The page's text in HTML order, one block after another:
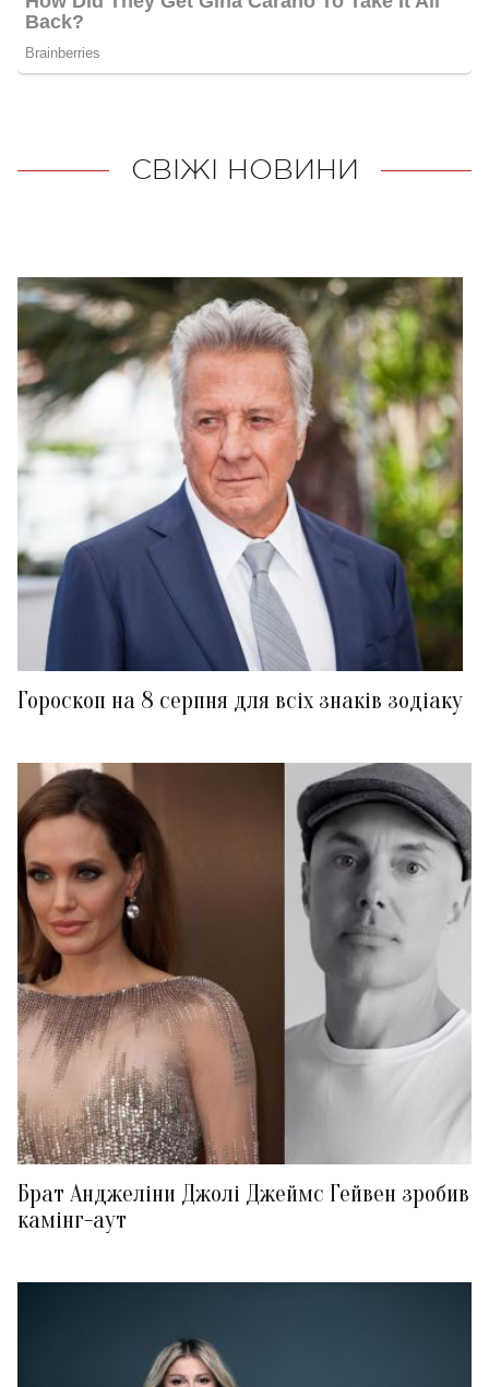
СВІЖІ НОВИНИ
Гороскоп на 8 серпня для всіх знаків зодіаку
Брат Анджеліни Джолі Джеймс Гейвен зробив
камінг-аут